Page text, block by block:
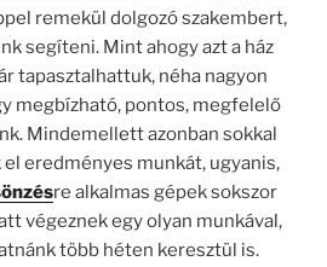
remekül dolgozó szakembert,
segíteni. Mint ahogy azt a ház
tapasztalhattuk, néha nagyon
megbízható, pontos, megfelelő
Mindemellett azonban sokkal
eredményes munkát, ugyanis,
re alkalmas gépek sokszor
végeznek egy olyan munkával,
több héten keresztül is.